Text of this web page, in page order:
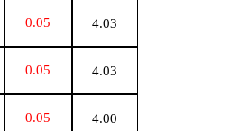
0.05 4.03
0.05 4.03
0.05 4.00